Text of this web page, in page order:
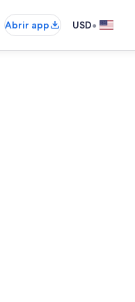
Abrir app USD•